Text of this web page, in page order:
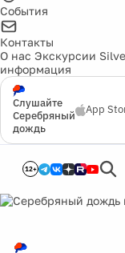
События
Контакты
О нас Экскурсии
информация
Слушайте
Серебряный
дождь
App
12+